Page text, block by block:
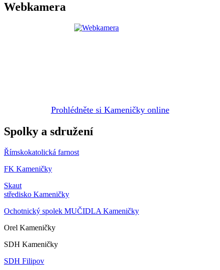
Webkamera
Prohlédněte si Kameničky online
Spolky a sdružení
Římskokatolická farnost
FK Kameničky
Skaut
středisko Kameničky
Ochotnický spolek MUČIDLA Kameničky
Orel Kameničky
SDH Kameničky
SDH Filipov